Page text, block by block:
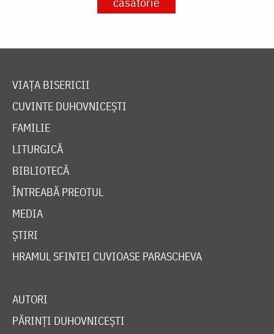
VIAȚA BISERICII
CUVINTE DUHOVNICEȘTI
FAMILIE
LITURGICĂ
BIBLIOTECĂ
ÎNTREABĂ PREOTUL
MEDIA
ȘTIRI
HRAMUL SFINTEI CUVIOASE PARASCHEVA
AUTORI
PĂRINȚI DUHOVNICEȘTI